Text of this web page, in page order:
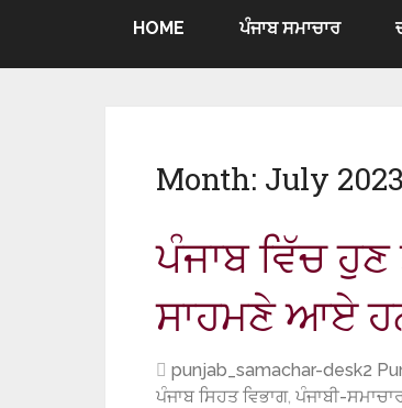
HOME ਪੰਜਾਬ ਸਮਾਚਾਰ
Month: July 2023
ਪੰਜਾਬ ਵਿੱਚ
ਸਾਹਮਣੇ ਆਏ
punjab_samachar-desk2
ਪੰਜਾਬ ਸਿਹਤ ਵਿਭਾਗ, ਪੰਜਾਬੀ-